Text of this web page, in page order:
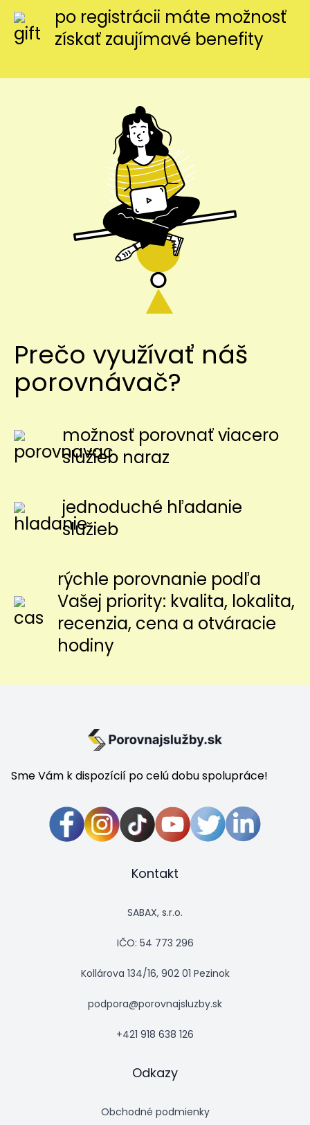
po registrácii máte možnosť
získať zaujímavé benefity
Prečo využívať náš
porovnávač?
možnosť porovnať viacero
služieb naraz
jednoduché hľadanie
služieb
rýchle porovnanie podľa
Vašej priority: kvalita, lokalita,
recenzia, cena a otváracie
hodiny
Sme Vám k dispozícií po celú dobu spolupráce!
Kontakt
SABAX, s.r.o.
IČO: 54 773 296
Kollárova 134/16, 902 01 Pezinok
podpora@porovnajsluzby.sk
+421 918 638 126
Odkazy
Obchodné podmienky